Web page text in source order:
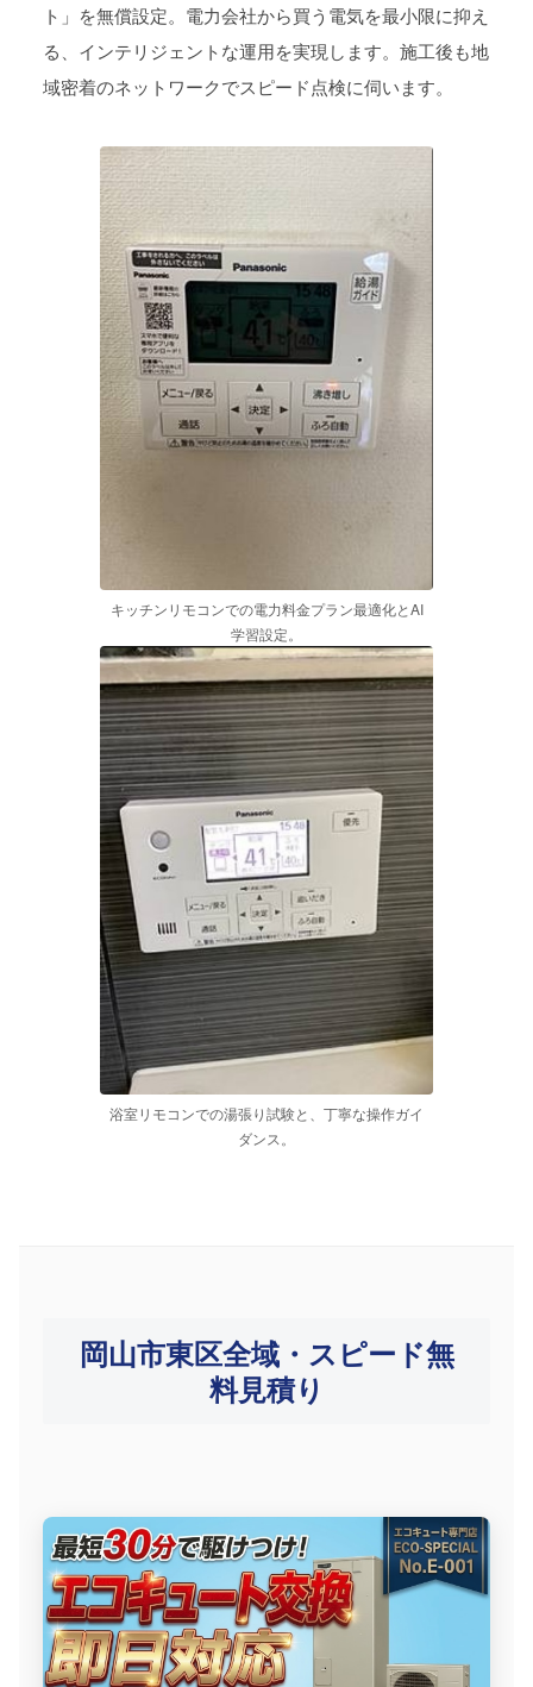
ト」を無償設定。電力会社から買う電気を最小限に抑え
る、インテリジェントな運用を実現します。施工後も地
域密着のネットワークでスピード点検に伺います。
キッチンリモコンでの電力料金プラン最適化とAI
学習設定。
浴室リモコンでの湯張り試験と、丁寧な操作ガイ
ダンス。
岡山市東区全域・スピード無
料見積り